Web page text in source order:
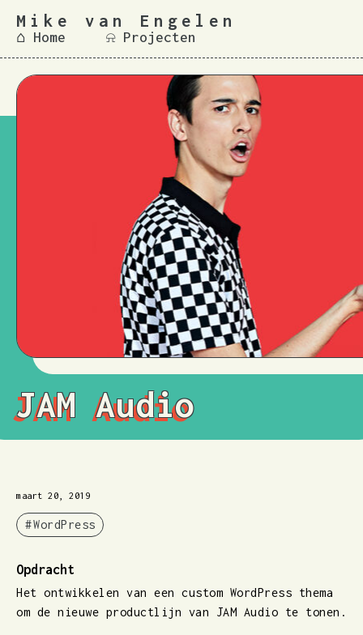
Mike van Engelen
⌂ Home ⍾ Projecten
JAM Audio
maart 20, 2019
WordPress
Opdracht
Het ontwikkelen van een custom WordPress thema
om de nieuwe productlijn van JAM Audio te tonen.